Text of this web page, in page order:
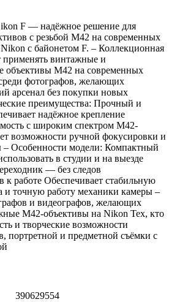
F — надёжное решение для
с резьбой M42 на современных
с байонетом F. – Коллекционная
применять винтажные и
объективы M42 на современных
фотографов, желающих
арсенал без покупки новых
преимущества: Прочный и
надёжное крепление
с широким спектром M42-
возможности ручной фокусировки и
– Особенности модели: Компактный
в студии и на выезде
— без следов
к работе Обеспечивает стабильную
и точную работу механики камеры –
и видеографов, желающих
M42-объективы на Nikon Тех, кто
и творческие возможности
портретной и предметной съёмки с
390629554